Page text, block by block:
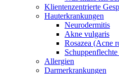
Klientenzentrierte
Hauterkrankungen
Neurodermitis
Akne vulgaris
Rosazea (Acne
Allergien
Darmerkrankungen